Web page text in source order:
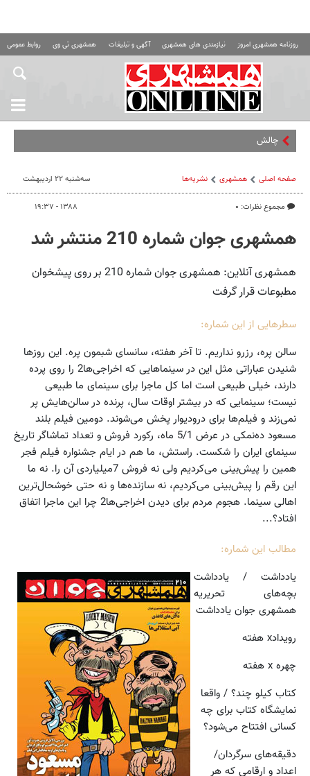
روزنامه همشهری امروز نیازمندی های همشهری آگهی و تبلیغات همشهری تی وی روابط عمومی
چالش‌های عجیب ر
صفحه اصلی همشهری نشریه‌ها
مجموع نظرات: ۰
سه‌شنبه ۲۲ اردیبهشت
۱۳۸۸ - ۱۹:۳۷
همشهری جوان شماره 210 منتشر شد
همشهری آنلاین: همشهری جوان شماره 210 بر روی پیشخوان
مطبوعات قرار گرفت
سطرهایی از این شماره:
سالن پره، رزرو نداریم. تا آخر هفته، سانسای شبمون پره. این روزها
شنیدن عباراتی مثل این در سینماهایی که اخراجی‌ها2 را روی پرده
دارند، خیلی طبیعی است اما کل ماجرا برای سینمای ما طبیعی
نیست؛ سینمایی که در بیشتر اوقات سال، پرنده در سالن‌هایش پر
نمی‌زند و فیلم‌ها برای درودیوار پخش می‌شوند. دومین فیلم بلند
مسعود ده‌نمکی در عرض 5/1 ماه، رکورد فروش و تعداد تماشاگر تاریخ
سینمای ایران را شکست. راستش، ما هم در ایام جشنواره فیلم فجر
همین را پیش‌بینی می‌کردیم ولی نه فروش 7میلیاردی آن را. نه ما
این رقم را پیش‌بینی می‌کردیم، نه سازنده‌ها و نه حتی خوشحال‌ترین
اهالی سینما. هجوم مردم برای دیدن اخراجی‌ها2 چرا این ماجرا اتفاق
افتاد؟...
مطالب این شماره:
یادداشت / یادداشت
بچه‌های تحریریه
همشهری جوان یادداشت
رویدادx هفته
چهره x هفته
کتاب کیلو چند؟ / واقعا
نمایشگاه کتاب برای چه
کسانی افتتاح می‌شود؟
دقیقه‌های سرگردان/
اعداد و ارقامی که هر